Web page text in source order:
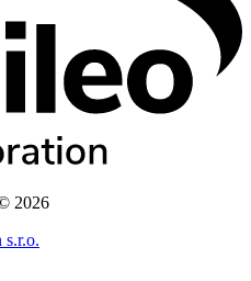
2026
s.r.o.